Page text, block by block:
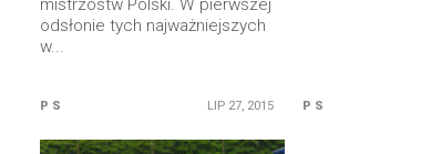
mistrzostw Polski. W pierwszej
odsłonie tych najważniejszych
w...
P S LIP 27, 2015 P S